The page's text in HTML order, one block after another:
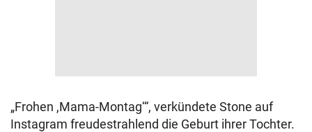
„Frohen ,Mama-Montag‘“, verkündete Stone auf
Instagram freudestrahlend die Geburt ihrer Tochter.